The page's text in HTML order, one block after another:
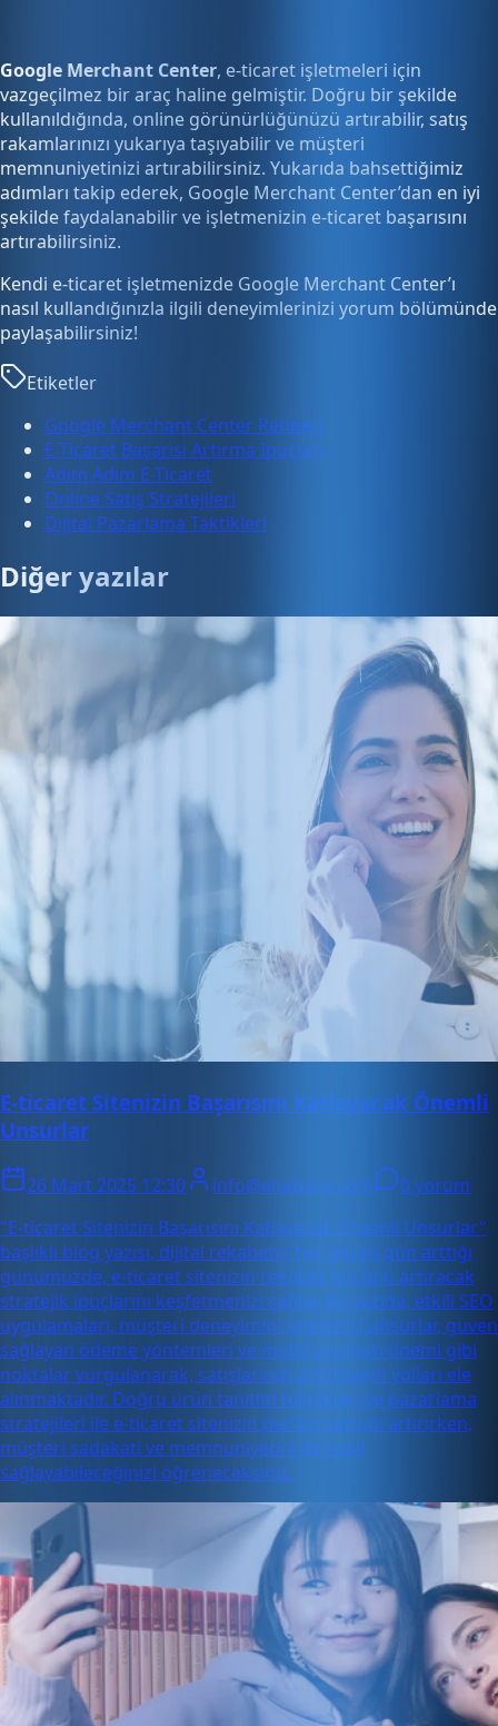
Google Merchant Center, e-ticaret işletmeleri için
vazgeçilmez bir araç haline gelmiştir. Doğru bir şekilde
kullanıldığında, online görünürlüğünüzü artırabilir, satış
rakamlarınızı yukarıya taşıyabilir ve müşteri
memnuniyetinizi artırabilirsiniz. Yukarıda bahsettiğimiz
adımları takip ederek, Google Merchant Center’dan en iyi
şekilde faydalanabilir ve işletmenizin e-ticaret başarısını
artırabilirsiniz.
Kendi e-ticaret işletmenizde Google Merchant Center’ı
nasıl kullandığınızla ilgili deneyimlerinizi yorum bölümünde
paylaşabilirsiniz!
Etiketler
Google Merchant Center Rehberi
E-Ticaret Başarısı Artırma İpuçları
Adım Adım E-Ticaret
Online Satış Stratejileri
Dijital Pazarlama Taktikleri
Diğer yazılar
E-ticaret Sitenizin Başarısını Katlayacak Önemli
Unsurlar
26 Mart 2025 12:30 info@enabase.com
0 yorum
"E-ticaret Sitenizin Başarısını Katlayacak Önemli Unsurlar"
başlıklı blog yazısı, dijital rekabetin her geçen gün arttığı
günümüzde, e-ticaret sitenizin rekabet gücünü artıracak
stratejik ipuçlarını keşfetmenizi sağlar. Bu yazıda, etkili SEO
uygulamaları, müşteri deneyimini iyileştirici unsurlar, güven
sağlayan ödeme yöntemleri ve mobil uyumun önemi gibi
noktalar vurgulanarak, satışlarınızı artırmanın yolları ele
alınmaktadır. Doğru ürün tanıtım teknikleri ve pazarlama
stratejileri ile e-ticaret sitenizin performansını artırırken,
müşteri sadakati ve memnuniyetini de nasıl
sağlayabileceğinizi öğreneceksiniz.